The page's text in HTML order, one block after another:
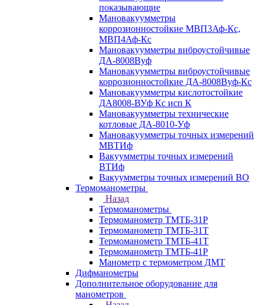
показывающие
Мановакуумметры
коррозионностойкие МВП3Аф-Кс,
МВП4Аф-Кс
Мановакуумметры виброустойчивые
ДА-8008Вуф
Мановакуумметры виброустойчивые
коррозионностойкие ДА-8008Вуф-Кс
Мановакуумметры кислотостойкие
ДА8008-ВУф Кс исп К
Мановакуумметры технические
котловые ДА-8010-Уф
Мановакуумметры точных измерений
МВТИф
Вакуумметры точных измерений
ВТИф
Вакуумметры точных измерений ВО
Термоманометры
Назад
Термоманометры
Термоманометр ТМТБ-31Р
Термоманометр ТМТБ-31Т
Термоманометр ТМТБ-41Т
Термоманометр ТМТБ-41Р
Манометр с термометром ДМТ
Дифманометры
Дополнительное оборудование для
манометров